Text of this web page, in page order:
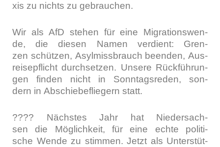
xis zu nichts zu gebrau­chen.
Wir als AfD ste­hen für eine Migra­ti­ons­wen­
de, die die­sen Namen ver­dient: Gren­
zen schüt­zen, Asyl­miss­brauch been­den, Aus­
rei­se­pflicht durch­set­zen. Unse­re Rück­füh­run­
gen fin­den nicht in Sonn­tags­re­den, son­
dern in Abschie­be­flie­gern statt.
???? Nächs­tes Jahr hat Nie­der­sach­
sen die Mög­lich­keit, für eine ech­te poli­ti­
sche Wen­de zu stim­men. Jetzt als Unter­stüt­